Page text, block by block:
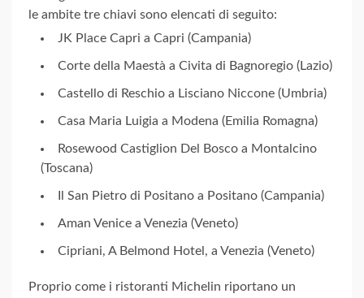
le ambite tre chiavi sono elencati di seguito:
JK Place Capri a Capri (Campania)
Corte della Maestà a Civita di Bagnoregio (Lazio)
Castello di Reschio a Lisciano Niccone (Umbria)
Casa Maria Luigia a Modena (Emilia Romagna)
Rosewood Castiglion Del Bosco a Montalcino
(Toscana)
Il San Pietro di Positano a Positano (Campania)
Aman Venice a Venezia (Veneto)
Cipriani, A Belmond Hotel, a Venezia (Veneto)
Proprio come i ristoranti Michelin riportano un